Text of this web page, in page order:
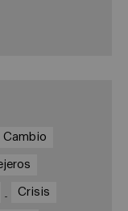
Cambio
Crisis